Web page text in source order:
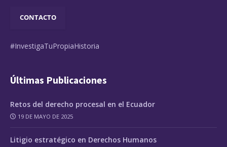
CONTACTO
#InvestigaTuPropiaHistoria
Últimas Publicaciones
Retos del derecho procesal en el Ecuador
19 DE MAYO DE 2025
Litigio estratégico en Derechos Humanos